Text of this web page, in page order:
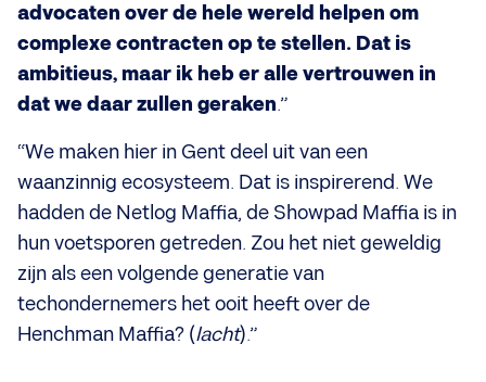
advocaten over de hele wereld helpen om
complexe contracten op te stellen. Dat is
ambitieus, maar ik heb er alle vertrouwen in
dat we daar zullen geraken.”
“We maken hier in Gent deel uit van een
waanzinnig ecosysteem. Dat is inspirerend. We
hadden de Netlog Maffia, de Showpad Maffia is in
hun voetsporen getreden. Zou het niet geweldig
zijn als een volgende generatie van
techondernemers het ooit heeft over de
Henchman Maffia? (lacht).”